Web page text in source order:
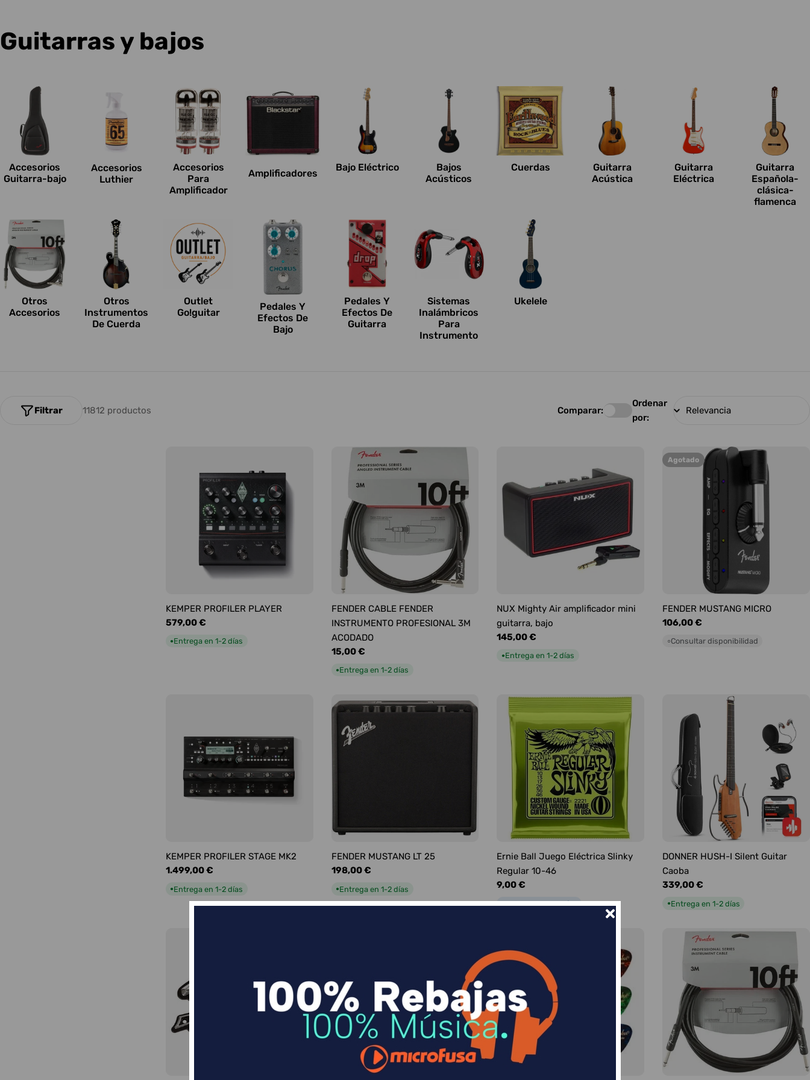
C
c
c
o
n
e
Guitarras y bajos
Accesorios
Guitarra-bajo
Accesorios
Luthier
Accesorios
Para
Amplificador
Amplificadores
Bajo Eléctrico
Bajos
Acústicos
Cuerdas
Guitarra
Acústica
Guitarra
Eléctrica
Guitarra
Española-
clásica-
flamenca
Otros
Accesorios
Otros
Instrumentos
De Cuerda
Outlet
Go!guitar
Pedales Y
Efectos De
Bajo
Pedales Y
Efectos De
Guitarra
Sistemas
Inalámbricos
Para
Instrumento
Ukelele
11812 productos
Filtrar Comparar:
Ordenar
por:
KEMPER PROFILER PLAYER
Precio
habitual
579,00 €
●Entrega en 1-2 días
FENDER CABLE FENDER
INSTRUMENTO PROFESIONAL 3M
ACODADO
Precio
habitual
15,00 €
●Entrega en 1-2 días
NUX Mighty Air amplificador mini
guitarra, bajo
Precio
habitual
145,00 €
●Entrega en 1-2 días
Agotado
FENDER MUSTANG MICRO
Precio
habitual
106,00 €
○Consultar disponibilidad
KEMPER PROFILER STAGE MK2
Precio
1.499,00 €
●Entrega en 1-2 días
FENDER MUSTANG LT 25
Precio
198,00 €
●Entrega en 1-2 días
Ernie Ball Juego Eléctrica Slinky
Regular 10-46
Precio
9,00 €
●Entrega en 5-9 días
DONNER HUSH-I Silent Guitar
Caoba
Precio
339,00 €
●Entrega en 1-2 días